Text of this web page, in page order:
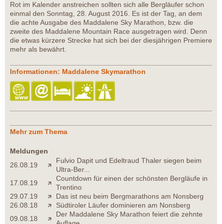
Rot im Kalender anstreichen sollten sich alle Bergläufer schon
einmal den Sonntag, 28. August 2016. Es ist der Tag, an dem
die achte Ausgabe des Maddalene Sky Marathon, bzw. die
zweite des Maddalene Mountain Race ausgetragen wird. Denn
die etwas kürzere Strecke hat sich bei der diesjährigen Premiere
mehr als bewährt.
Informationen: Maddalene Skymarathon
Mehr zum Thema
Meldungen
26.08.19
Fulvio Dapit und Edeltraud Thaler siegen beim
Ultra-Ber...
17.08.19
Countdown für einen der schönsten Bergläufe in
Trentino
29.07.19
Das ist neu beim Bergmarathons am Nonsberg
26.08.18
Südtiroler Läufer dominieren am Nonsberg
09.08.18
Der Maddalene Sky Marathon feiert die zehnte